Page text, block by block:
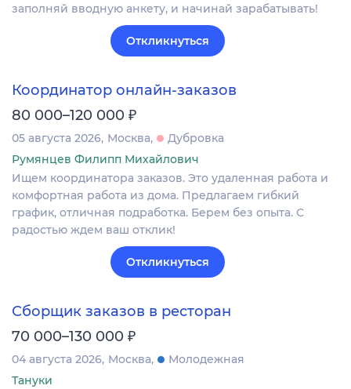
заполняй вводную анкету, и начинай зарабатывать!
Откликнуться
Координатор онлайн-заказов
80 000–120 000 ₽
05 августа 2026 Москва
Дубровка
Румянцев Филипп Михайлович
Ищем координатора заказов. Это удаленная работа и
комфортная работа из дома. Предлагаем гибкий
график, отличная подработка. Берем без опыта. С
радостью ждем ваш отклик!
Откликнуться
Сборщик заказов в ресторан
70 000–130 000 ₽
04 августа 2026 Москва
Молодежная
Тануки